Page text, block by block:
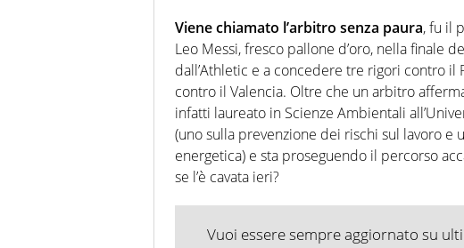
Viene chiamato l’arbitro senza paura, fu il
Leo Messi, fresco pallone d’oro, nella finale
dall’Athletic e a concedere tre rigori contro
contro il Valencia. Oltre che un arbitro
infatti laureato in Scienze Ambientali
(uno sulla prevenzione dei rischi sul lavoro e
energetica) e sta proseguendo il percorso
se l’è cavata ieri?
Vuoi essere sempre aggiornato su